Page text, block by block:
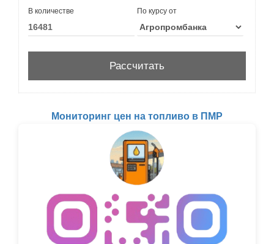
В количестве По курсу от
Мониторинг цен на топливо в ПМР